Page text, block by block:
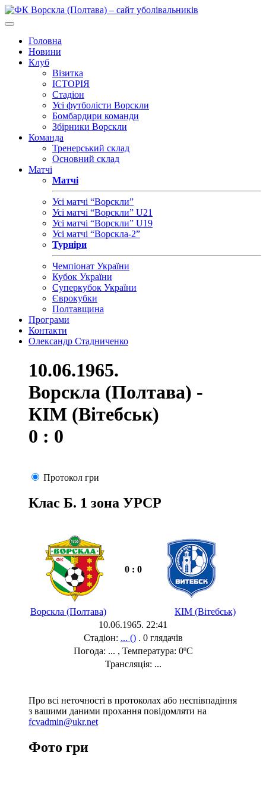
Головна
Новини
Клуб
Візитка
ІСТОРІЯ
Стадіон
Усі футболісти Ворскли
Бомбардири команди
Збірники Ворскли
Команда
Тренерський склад
Основний склад
Матчі
Матчі
Усі матчі “Ворскли”
Усі матчі “Ворскли” U21
Усі матчі “Ворскли” U19
Усі матчі “Ворскла-2”
Турніри
Чемпіонат України
Кубок України
Суперкубок України
Єврокубки
Полтавщина
Програми
Контакти
Олександр Стадниченко
10.06.1965.
Ворскла (Полтава) -
КІМ (Вітебськ)
0 : 0
Протокол гри
Клас Б. 1 зона УРСР
0 : 0
Ворскла (Полтава)
КІМ (Вітебськ)
10.06.1965. 22:41
Стадіон: ... (). 0 глядачів
Погода: ... , Температура: 0ºC
Трансляція: ...
Про всі неточності в протоколах або неспівпадіння
з вашими даними прохання повідомляти на
fcvadmin@ukr.net
Фото гри